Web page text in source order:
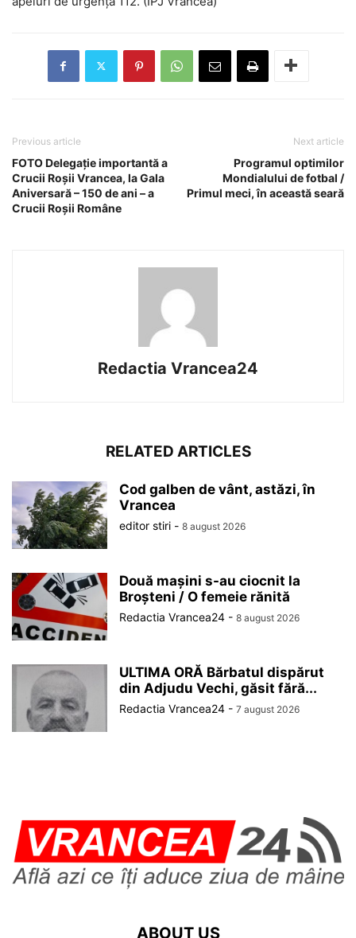
Previous article
FOTO Delegație importantă a
Crucii Roșii Vrancea, la Gala
Aniversară – 150 de ani – a
Crucii Roșii Române
Next article
Programul optimilor
Mondialului de fotbal /
Primul meci, în această seară
Redactia Vrancea24
RELATED ARTICLES
Cod galben de vânt, astăzi, în
Vrancea
editor stiri - 8 august 2026
Două mașini s-au ciocnit la
Broșteni / O femeie rănită
Redactia Vrancea24 - 8 august 2026
ULTIMA ORĂ Bărbatul dispărut
din Adjudu Vechi, găsit fără...
Redactia Vrancea24 - 7 august 2026
ABOUT US